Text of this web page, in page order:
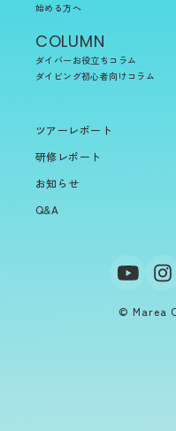
始める方へ
COLUMN
ダイバーお役立ちコラム
ダイビング初心者向けコラム
ツアーレポート
研修レポート
お知らせ
Q&A
© Marea